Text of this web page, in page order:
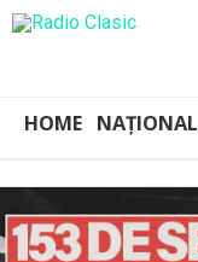
HOME NAȚIONAL